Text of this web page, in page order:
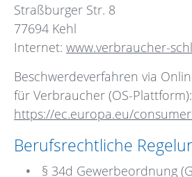
Straßburger Str. 8
77694 Kehl
Internet: www.verbraucher-
Beschwerdeverfahren via
für Verbraucher (OS-Plattform):
https://ec.europa.eu/
Berufsrechtliche
§ 34d Gewerbeordnung